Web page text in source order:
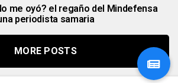
me oyó? el regaño del Mindefensa
periodista samaria
MORE POSTS